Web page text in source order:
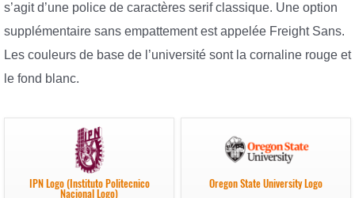
s’agit d’une police de caractères serif classique. Une option
supplémentaire sans empattement est appelée Freight Sans.
Les couleurs de base de l’université sont la cornaline rouge et
le fond blanc.
IPN Logo (Instituto Politecnico
Nacional Logo)
Oregon State University Logo